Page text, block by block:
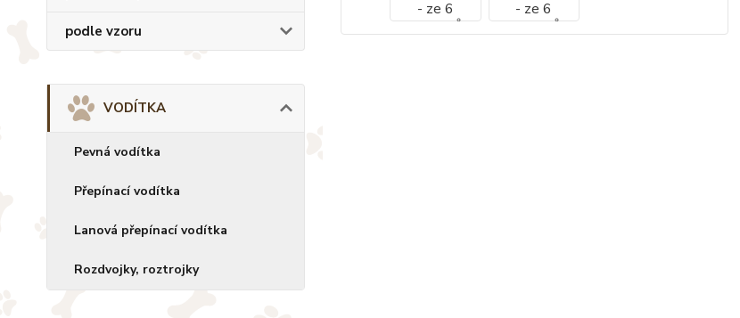
podle vzoru
VODÍTKA
Pevná vodítka
Přepínací vodítka
Lanová přepínací vodítka
Rozdvojky, roztrojky